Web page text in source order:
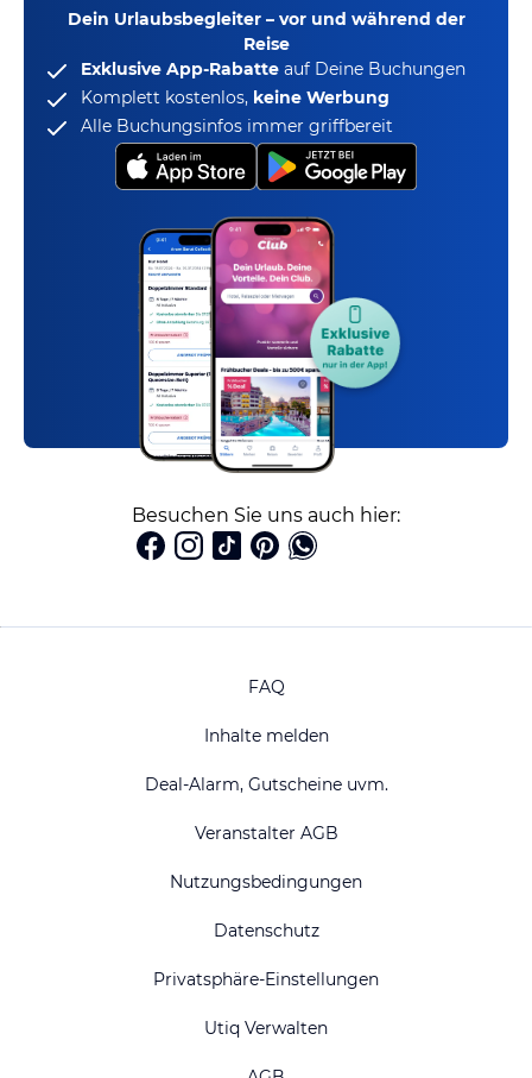
Dein Urlaubsbegleiter – vor und während der
Reise
Exklusive App-Rabatte auf Deine Buchungen
Komplett kostenlos, keine Werbung
Alle Buchungsinfos immer griffbereit
Besuchen Sie uns auch hier:
FAQ
Inhalte melden
Deal-Alarm, Gutscheine uvm.
Veranstalter AGB
Nutzungsbedingungen
Datenschutz
Privatsphäre-Einstellungen
Utiq Verwalten